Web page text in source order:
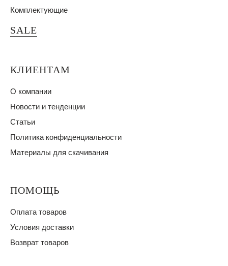
Комплектующие
SALE
КЛИЕНТАМ
О компании
Новости и тенденции
Статьи
Политика конфиденциальности
Материалы для скачивания
ПОМОЩЬ
Оплата товаров
Условия доставки
Возврат товаров